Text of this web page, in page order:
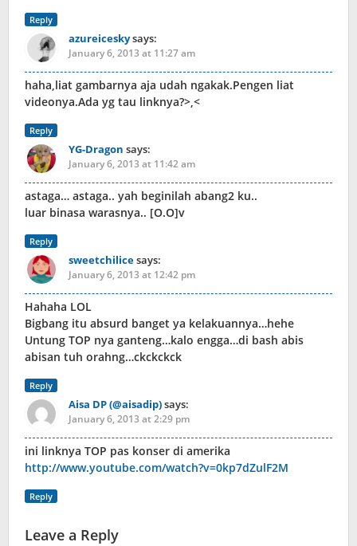
Reply
azureiceskysays:
January 6, 2013 at 11:27 am
haha,liat gambarnya aja udah ngakak.Pengen liat
videonya.Ada yg tau linknya?>,<
Reply
YG-Dragon says:
January 6, 2013 at 11:42 am
astaga… astaga.. yah beginilah abang2 ku..
luar binasa warasnya.. [O.O]v
Reply
sweetchilicesays:
January 6, 2013 at 12:42 pm
Hahaha LOL
Bigbang itu absurd banget ya kelakuannya…hehe
Untung TOP nya ganteng…kalo engga…di bash abis
abisan tuh orahng…ckckckck
Reply
Aisa DP (@aisadip)says:
January 6, 2013 at 2:29 pm
ini linknya TOP pas konser di amerika
http://www.youtube.com/watch?v=0kp7dZulF2M
Reply
Leave a Reply